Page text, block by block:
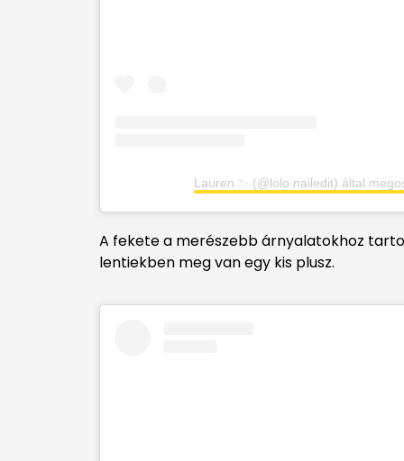
Lauren ✨ (@lolo.nailedit) által
A fekete a merészebb árnyalatokhoz
lentiekben meg van egy kis plusz.